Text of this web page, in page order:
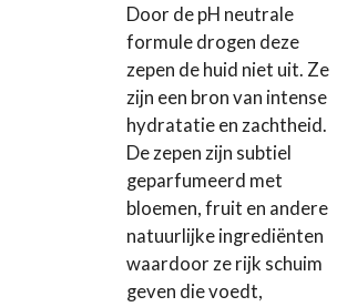
Door de pH neutrale
formule drogen deze
zepen de huid niet uit. Ze
zijn een bron van intense
hydratatie en zachtheid.
De zepen zijn subtiel
geparfumeerd met
bloemen, fruit en andere
natuurlijke ingrediënten
waardoor ze rijk schuim
geven die voedt,